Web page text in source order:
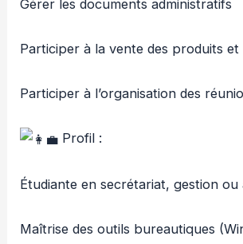
Gérer les documents administratifs
Participer à la vente des produits et
Participer à l’organisation des
Profil :
Étudiante en secrétariat, gestion ou
Maîtrise des outils bureautiques